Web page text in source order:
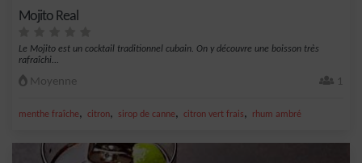
Mojito Real
Le Mojito est un cocktail traditionnel cubain. On y découvre une boisson très
rafraîchi...
Moyenne 1
menthe fraîche, citron, sirop de canne, citron vert frais, rhum ambré